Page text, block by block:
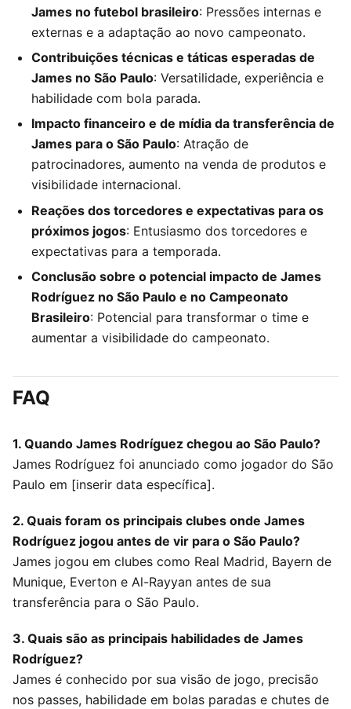
James no futebol brasileiro: Pressões internas e
externas e a adaptação ao novo campeonato.
Contribuições técnicas e táticas esperadas de
James no São Paulo: Versatilidade, experiência e
habilidade com bola parada.
Impacto financeiro e de mídia da transferência de
James para o São Paulo: Atração de
patrocinadores, aumento na venda de produtos e
visibilidade internacional.
Reações dos torcedores e expectativas para os
próximos jogos: Entusiasmo dos torcedores e
expectativas para a temporada.
Conclusão sobre o potencial impacto de James
Rodríguez no São Paulo e no Campeonato
Brasileiro: Potencial para transformar o time e
aumentar a visibilidade do campeonato.
FAQ
1. Quando James Rodríguez chegou ao São Paulo?
James Rodríguez foi anunciado como jogador do São
Paulo em [inserir data específica].
2. Quais foram os principais clubes onde James
Rodríguez jogou antes de vir para o São Paulo?
James jogou em clubes como Real Madrid, Bayern de
Munique, Everton e Al-Rayyan antes de sua
transferência para o São Paulo.
3. Quais são as principais habilidades de James
Rodríguez?
James é conhecido por sua visão de jogo, precisão
nos passes, habilidade em bolas paradas e chutes de